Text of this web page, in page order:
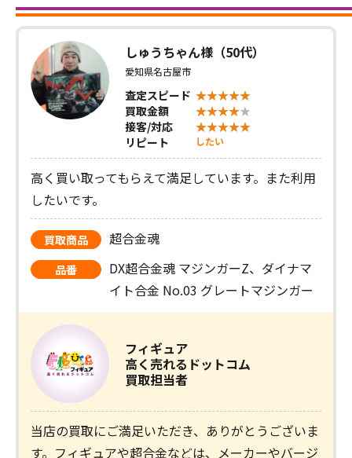
しゅうちゃん様（50代）
愛知県名古屋市
査定スピード
買取金額
接客/対応
リピート
したい
高く買い取ってもらえて満足しています。また利用
したいです。
買取商品 超合金魂
品番
DX超合金魂 マジンガーZ、ダイナマ
イト合金 No.03 グレートマジンガー
フィギュア
高く売れるドットコム
買取担当者
当店の買取にご満足いただき、ありがとうございま
す。フィギュアや超合金などは、メーカーやバージ